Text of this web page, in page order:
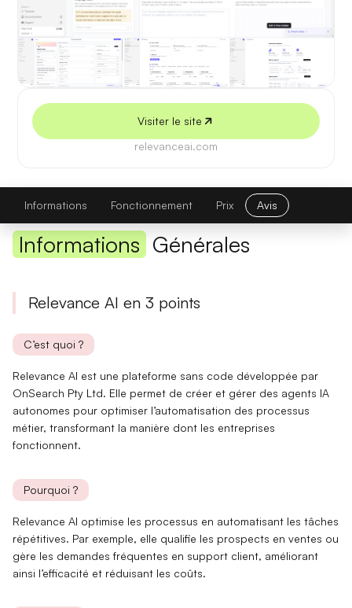
5 juillet 2026
Visiter le site
relevanceai.com
Relevance AI
Visiter le site
Informations
Fonctionnement Prix Avis
Informations Générales
Relevance AI en 3 points
C’est quoi ?
Relevance AI est une plateforme sans code développée par
OnSearch Pty Ltd. Elle permet de créer et gérer des agents IA
autonomes pour optimiser l’automatisation des processus
métier, transformant la manière dont les entreprises
fonctionnent.
Pourquoi ?
Relevance AI optimise les processus en automatisant les tâches
répétitives. Par exemple, elle qualifie les prospects en ventes ou
gère les demandes fréquentes en support client, améliorant
ainsi l’efficacité et réduisant les coûts.